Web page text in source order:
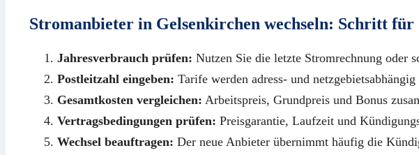
Stromanbieter in Gelsenkirchen wechseln: Schritt
Jahresverbrauch prüfen: Nutzen Sie die letzte Stromrechnung oder
Postleitzahl eingeben: Tarife werden adress- und netzgebietsabhängig
Gesamtkosten vergleichen: Arbeitspreis, Grundpreis und Bonus
Vertragsbedingungen prüfen: Preisgarantie, Laufzeit und
Wechsel beauftragen: Der neue Anbieter übernimmt häufig die